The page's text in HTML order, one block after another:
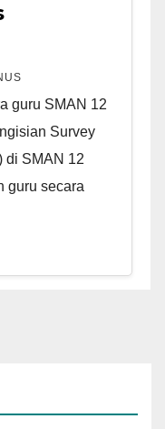
guru SMAN 12
Survey
di SMAN 12
guru secara